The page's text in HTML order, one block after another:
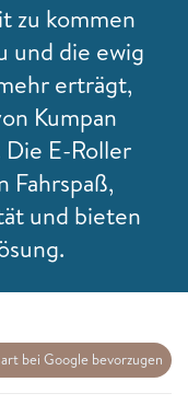
zu kommen
und die ewig
erträgt,
Kumpan
E-Roller
Fahrspaß,
und bieten
bei Google bevorzugen